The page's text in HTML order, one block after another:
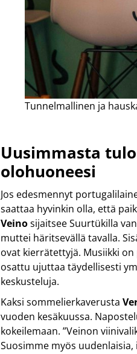
Tunnelmallinen ja
Uusimmasta
olohuoneesi
Jos edesmennyt
saattaa hyvinkin olla, että
Veinosijaitsee Suurtükilla
muttei häritsevällä tavalla.
ovat kierrätettyjä. Musiikki on
osattu ujuttaa täydellisesti
keskusteluja.
Kaksi sommelierkaverusta
vuoden kesäkuussa.
kokeilemaan. ”Veinon
Suosimme myös